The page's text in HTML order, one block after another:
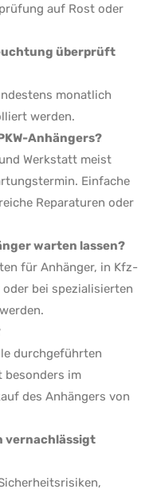
auf Rost oder
überprüft
monatlich
werden.
Anhängers?
Werkstatt meist
Einfache
Reparaturen oder
warten lassen?
für Anhänger, in Kfz-
bei spezialisierten
durchgeführten
besonders im
des Anhängers von
vernachlässigt